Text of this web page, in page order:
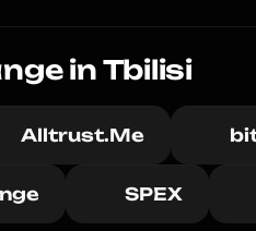
in Tbilisi
Alltrust.Me
SPEX